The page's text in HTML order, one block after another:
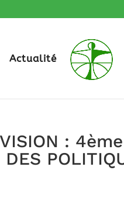
Actualité
: